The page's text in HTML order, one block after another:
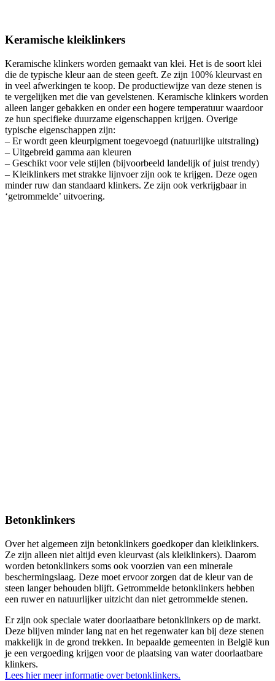
Keramische kleiklinkers
Keramische klinkers worden gemaakt van klei. Het is de soort klei
die de typische kleur aan de steen geeft. Ze zijn 100% kleurvast en
in veel afwerkingen te koop. De productiewijze van deze stenen is
te vergelijken met die van gevelstenen. Keramische klinkers worden
alleen langer gebakken en onder een hogere temperatuur waardoor
ze hun specifieke duurzame eigenschappen krijgen. Overige
typische eigenschappen zijn:
– Er wordt geen kleurpigment toegevoegd (natuurlijke uitstraling)
– Uitgebreid gamma aan kleuren
– Geschikt voor vele stijlen (bijvoorbeeld landelijk of juist trendy)
– Kleiklinkers met strakke lijnvoer zijn ook te krijgen. Deze ogen
minder ruw dan standaard klinkers. Ze zijn ook verkrijgbaar in
‘getrommelde’ uitvoering.
Betonklinkers
Over het algemeen zijn betonklinkers goedkoper dan kleiklinkers.
Ze zijn alleen niet altijd even kleurvast (als kleiklinkers). Daarom
worden betonklinkers soms ook voorzien van een minerale
beschermingslaag. Deze moet ervoor zorgen dat de kleur van de
steen langer behouden blijft. Getrommelde betonklinkers hebben
een ruwer en natuurlijker uitzicht dan niet getrommelde stenen.
Er zijn ook speciale water doorlaatbare betonklinkers op de markt.
Deze blijven minder lang nat en het regenwater kan bij deze stenen
makkelijk in de grond trekken. In bepaalde gemeenten in België kun
je een vergoeding krijgen voor de plaatsing van water doorlaatbare
klinkers.
Lees hier meer informatie over betonklinkers.